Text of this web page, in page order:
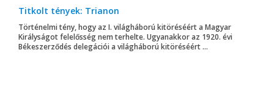
Titkolt tények: Trianon
Történelmi tény, hogy az I. világháború kitöréséért a Magyar
Királyságot felelősség nem terhelte. Ugyanakkor az 1920. évi
Békeszerződés delegációi a világháború kitöréséért ...